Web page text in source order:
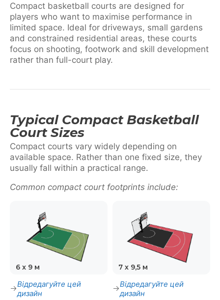
Compact basketball courts are designed for
players who want to maximise performance in
limited space. Ideal for driveways, small gardens
and constrained residential areas, these courts
focus on shooting, footwork and skill development
rather than full-court play.
Typical Compact Basketball
Court Sizes
Compact courts vary widely depending on
available space. Rather than one fixed size, they
usually fall within a practical range.
Common compact court footprints include:
6 x 9 м
Відредагуйте цей
дизайн
7 х 9,5 м
Відредагуйте цей
дизайн